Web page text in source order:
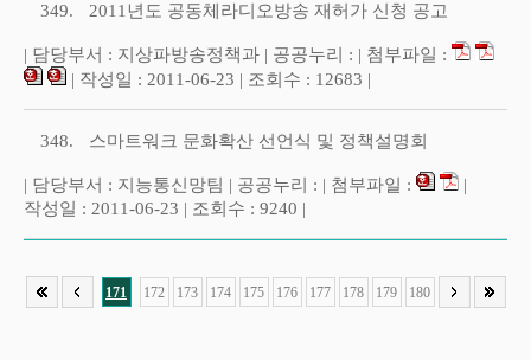
349. 2011년도 공동체라디오방송 재허가 신청 공고
| 담당부서 : 지상파방송정책과 | 공공누리 : | 첨부파일 :
| 작성일 : 2011-06-23 | 조회수 : 12683 |
348. 스마트워크 문화확산 선언식 및 정책설명회
| 담당부서 : 지능통신망팀 | 공공누리 : | 첨부파일 :
|
작성일 : 2011-06-23 | 조회수 : 9240 |
171 172 173 174 175 176 177 178 179 180